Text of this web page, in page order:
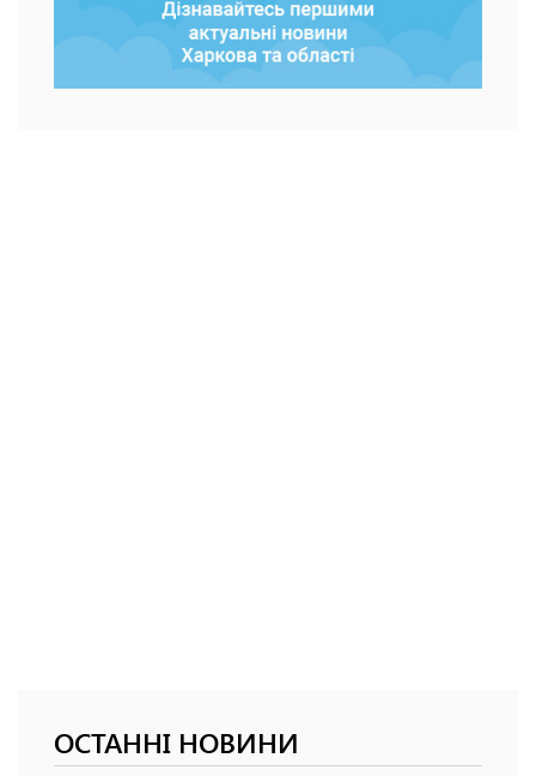
ОСТАННІ НОВИНИ